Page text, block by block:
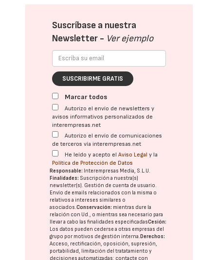
Suscríbase a nuestra
Newsletter - Ver ejemplo
SUSCRIBIRME GRATIS
Marcar todos
Autorizo el envío de newsletters y
avisos informativos personalizados de
interempresas.net
Autorizo el envío de comunicaciones
de terceros vía interempresas.net
He leído y acepto elAviso Legal y la
Política de Protección de Datos
Responsable: Interempresas Media, S.L.U.
Finalidades: Suscripción a nuestra(s)
newsletter(s). Gestión de cuenta de usuario.
Envío de emails relacionados con la misma o
relativos a intereses similares o
asociados.Conservación: mientras dure la
relación con Ud., o mientras sea necesario para
llevar a cabo las finalidades especificadasCesión:
Los datos pueden cederse a otras empresas del
grupo por motivos de gestión interna.Derechos:
Acceso, rectificación, oposición, supresión,
portabilidad, limitación del tratatamiento y
decisiones automatizadas: contacte con